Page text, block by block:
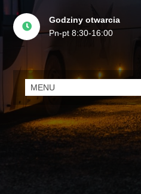
Godziny otwarcia
Pn-pt 8:30-16:00